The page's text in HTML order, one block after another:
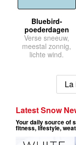
Bluebird-
poederdagen
Verse sneeuw,
meestal zonnig,
lichte wind.
La